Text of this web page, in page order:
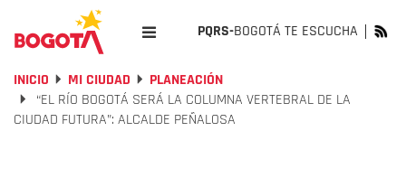
PQRS-BOGOTÁ TE ESCUCHA
INICIO MI CIUDAD
PLANEACIÓN
“EL RÍO BOGOTÁ SERÁ LA COLUMNA VERTEBRAL DE LA
CIUDAD FUTURA”: ALCALDE PEÑALOSA